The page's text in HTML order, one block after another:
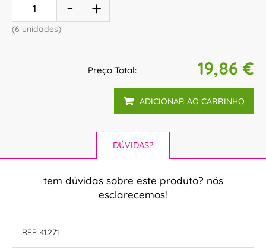
(6 unidades)
Preço Total: 19,86 €
ADICIONAR AO CARRINHO
DÚVIDAS?
tem dúvidas sobre este produto? nós
esclarecemos!